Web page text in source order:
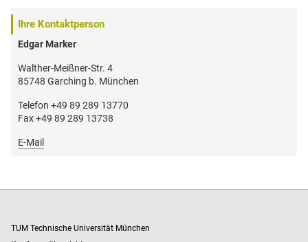
Ihre Kontaktperson
Edgar Marker
Walther-Meißner-Str. 4
85748 Garching b. München
Telefon +49 89 289 13770
Fax +49 89 289 13738
E-Mail
TUM Technische Universität München